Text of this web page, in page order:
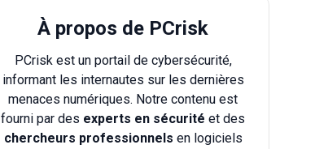
À propos de PCrisk
PCrisk est un portail de cybersécurité,
informant les internautes sur les dernières
menaces numériques. Notre contenu est
fourni par des experts en sécurité et des
chercheurs professionnels en logiciels